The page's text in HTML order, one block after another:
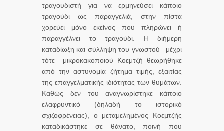
τραγουδιστή για να ερμηνεύσει κάποιο
τραγούδι ως παραγγελιά, στην πίστα
χορεύει μόνο εκείνος που πληρώνει ή
παραγγέλνει το τραγούδι. Η διήμερη
καταδίωξη και σύλληψη του γνωστού –μέχρι
τότε– μικροκακοποιού Κοεμτζή θεωρήθηκε
από την αστυνομία ζήτημα τιμής, εξαιτίας
της επαγγελματικής ιδιότητας των θυμάτων.
Καθώς δεν του αναγνωρίστηκε κάποιο
ελαφρυντικό (δηλαδή το ιστορικό
σχιζοφρένειας), ο μεταμελημένος Κοεμτζής
καταδικάστηκε σε θάνατο, ποινή που